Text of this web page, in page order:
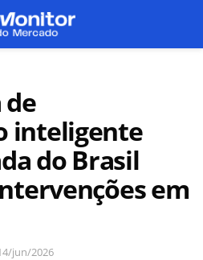
de
inteligente
do Brasil
em
jun/2026